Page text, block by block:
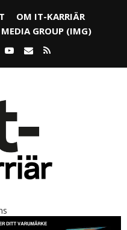
OM IT-KARRIÄR
GROUP (IMG)